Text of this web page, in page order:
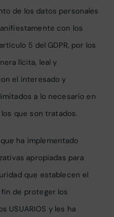
de los datos personales
con los
5 del GDPR, por los
lícita, leal y
el interesado y
a lo necesario en
que son tratados.
que ha implementado
apropiadas para
que establecen el
fin de proteger los
USUARIOS y les ha